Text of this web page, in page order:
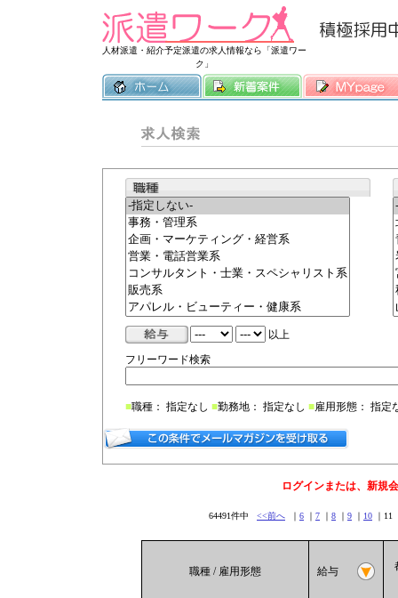
人材派遣・紹介予定派遣の求人情報なら「派遣ワー
ク」
常時3500件以
以上
フリーワード検索
■職種： 指定なし ■勤務地： 指定なし ■雇用形態： 指定
ログインまたは、新規
64491件中 <<前へ ｜ 6 ｜ 7 ｜ 8 ｜ 9 ｜ 10 ｜11
職種 / 雇用形態 給与